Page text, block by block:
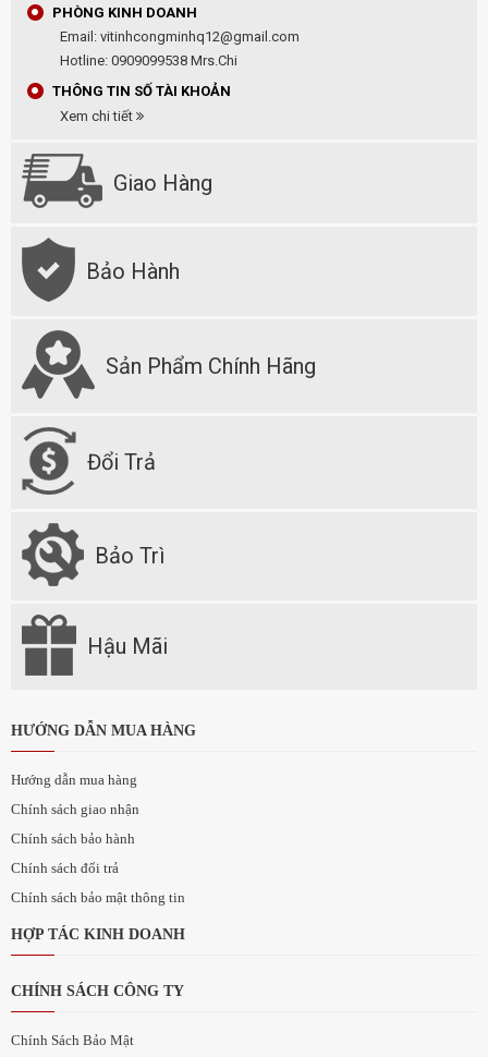
PHÒNG KINH DOANH
Email: vitinhcongminhq12@gmail.com
Hotline: 0909099538 Mrs.Chi
THÔNG TIN SỐ TÀI KHOẢN
Xem chi tiết
Giao Hàng
Bảo Hành
Sản Phẩm Chính Hãng
Đổi Trả
Bảo Trì
Hậu Mãi
HƯỚNG DẪN MUA HÀNG
Hướng dẫn mua hàng
Chính sách giao nhận
Chính sách bảo hành
Chính sách đổi trả
Chính sách bảo mật thông tin
HỢP TÁC KINH DOANH
CHÍNH SÁCH CÔNG TY
Chính Sách Bảo Mật